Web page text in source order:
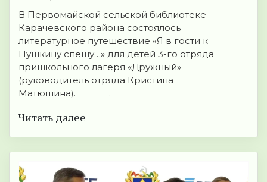
В Первомайской сельской библиотеке
Карачевского района состоялось
литературное путешествие «Я в гости к
Пушкину спешу…» для детей 3-го отряда
пришкольного лагеря «Дружный»
(руководитель отряда Кристина
Матюшина). .
Читать далее